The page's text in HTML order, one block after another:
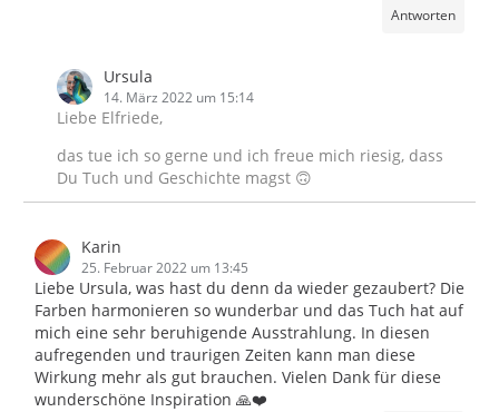
Antworten
Ursula
14. März 2022 um 15:14
Liebe Elfriede,
das tue ich so gerne und ich freue mich riesig, dass
Du Tuch und Geschichte magst 🙃
Karin
25. Februar 2022 um 13:45
Liebe Ursula, was hast du denn da wieder gezaubert? Die
Farben harmonieren so wunderbar und das Tuch hat auf
mich eine sehr beruhigende Ausstrahlung. In diesen
aufregenden und traurigen Zeiten kann man diese
Wirkung mehr als gut brauchen. Vielen Dank für diese
wunderschöne Inspiration 🙏❤️